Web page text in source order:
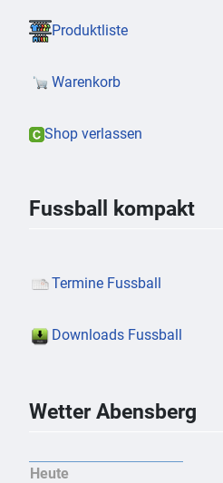
Produktliste
Warenkorb
Shop verlassen
Fussball kompakt
Termine Fussball
Downloads Fussball
Wetter Abensberg
Heute